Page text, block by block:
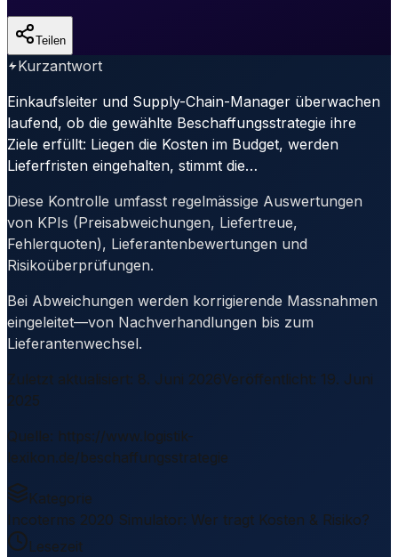
Teilen
Kurzantwort
Einkaufsleiter und Supply-Chain-Manager überwachen
laufend, ob die gewählte Beschaffungsstrategie ihre
Ziele erfüllt: Liegen die Kosten im Budget, werden
Lieferfristen eingehalten, stimmt die…
Diese Kontrolle umfasst regelmässige Auswertungen
von KPIs (Preisabweichungen, Liefertreue,
Fehlerquoten), Lieferantenbewertungen und
Risikoüberprüfungen.
Bei Abweichungen werden korrigierende Massnahmen
eingeleitet—von Nachverhandlungen bis zum
Lieferantenwechsel.
Zuletzt aktualisiert: 8. Juni 2026Veröffentlicht: 19. Juni
2025
Quelle: https://www.logistik-
lexikon.de/beschaffungsstrategie
Kategorie
Incoterms 2020 Simulator: Wer tragt Kosten & Risiko?
Lesezeit